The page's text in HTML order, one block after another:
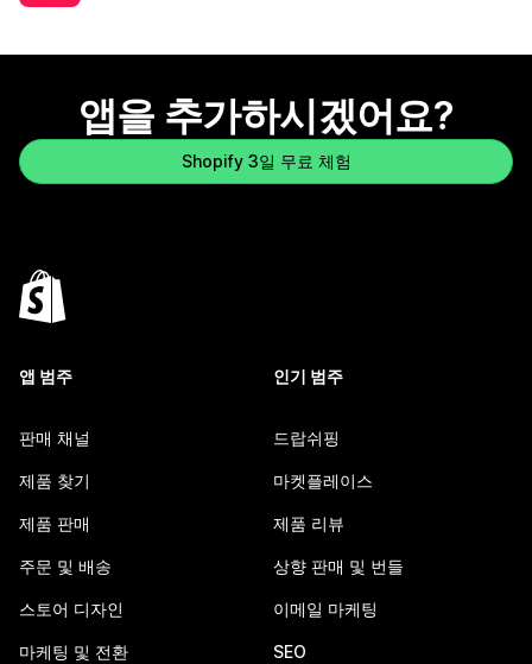
앱을 추가하시겠어요?
Shopify 3일 무료 체험
앱 범주
판매 채널
제품 찾기
제품 판매
주문 및 배송
스토어 디자인
마케팅 및 전환
인기 범주
드랍쉬핑
마켓플레이스
제품 리뷰
상향 판매 및 번들
이메일 마케팅
SEO